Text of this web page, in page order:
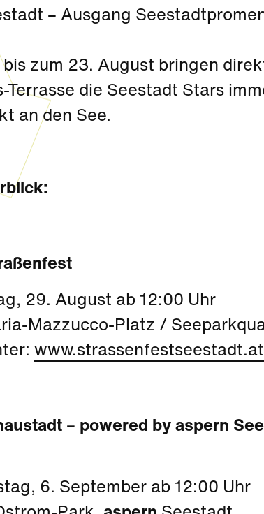
– Ausgang
bis zum 23. August bringen
Terrasse die Seestadt Stars
an den See.
29. August ab 12:00 Uhr
Mazzucco-Platz /
www.strassenfestseestadt.at
– powered by aspern
6. September ab 12:00 Uhr